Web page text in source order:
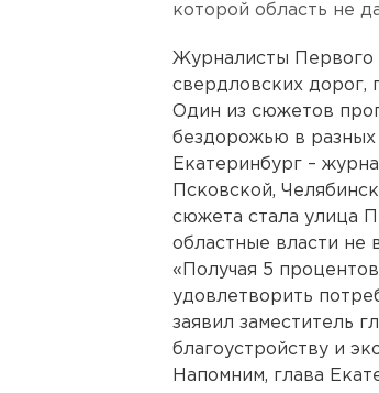
которой область не
Журналисты Первого
свердловских дорог,
Один из сюжетов
бездорожью в разных
Екатеринбург –
Псковской,
сюжета стала улица
областные власти не
«Получая 5
удовлетворить
заявил заместитель
благоустройству и
Напомним, глава